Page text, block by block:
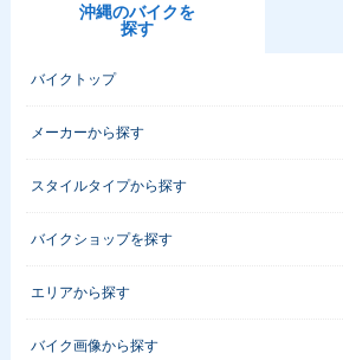
沖縄のバイクを
探す
バイクトップ
メーカーから探す
スタイルタイプから探す
バイクショップを探す
エリアから探す
バイク画像から探す